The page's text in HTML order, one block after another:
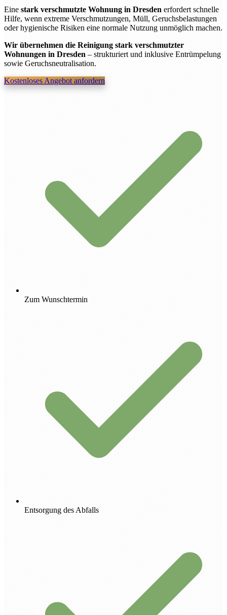
Eine stark verschmutzte Wohnung in Dresden erfordert schnelle
Hilfe, wenn extreme Verschmutzungen, Müll, Geruchsbelastungen
oder hygienische Risiken eine normale Nutzung unmöglich machen.
Wir übernehmen die Reinigung stark verschmutzter
Wohnungen in Dresden– strukturiert und inklusive Entrümpelung
sowie Geruchsneutralisation.
Kostenloses Angebot anfordern
Zum Wunschtermin
Entsorgung des Abfalls